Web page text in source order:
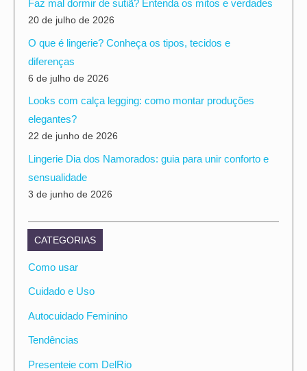
Faz mal dormir de sutiã? Entenda os mitos e verdades
20 de julho de 2026
O que é lingerie? Conheça os tipos, tecidos e
diferenças
6 de julho de 2026
Looks com calça legging: como montar produções
elegantes?
22 de junho de 2026
Lingerie Dia dos Namorados: guia para unir conforto e
sensualidade
3 de junho de 2026
CATEGORIAS
Como usar
Cuidado e Uso
Autocuidado Feminino
Tendências
Presenteie com DelRio